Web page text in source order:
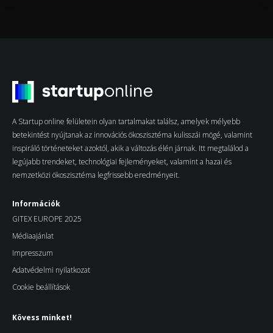
A Startup online felületein olyan tartalmakat találsz, amelyek mélyebb
betekintést nyújtanak az innovációs ökoszisztéma kulisszái mögé, valamint
inspiráló történeteket azoktól, akik a változás élén járnak. Itt megtalálod a
legújabb trendeket, technológiai fejleményeket, valamint a hazai és
nemzetközi ökoszisztéma legfrissebb eredményeit.
Információk
GITEX EUROPE 2025
Médiaajánlat
Impresszum
Adatvédelmi nyilatkozat
Cookie beállítások
Kövess minket!